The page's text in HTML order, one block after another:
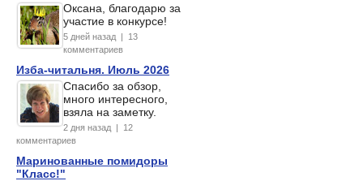
Оксана, благодарю за
участие в конкурсе!
5 дней назад | 13
комментариев
Изба-читальня. Июль 2026
Спасибо за обзор,
много интересного,
взяла на заметку.
2 дня назад | 12
комментариев
Маринованные помидоры
"Класс!"